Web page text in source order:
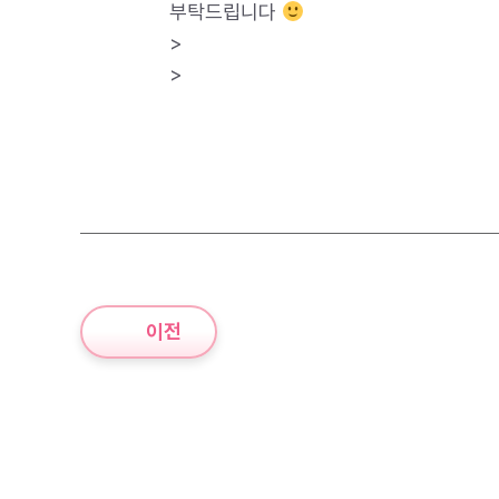
부탁드립니다
>
>
이전